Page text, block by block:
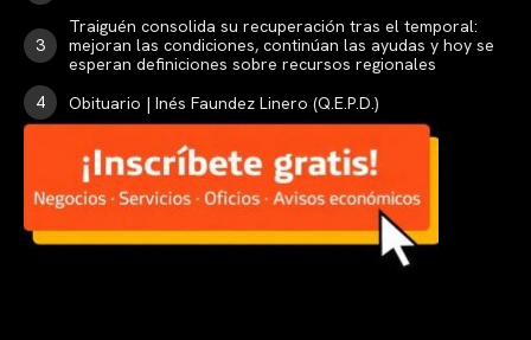
Traiguén consolida su recuperación tras el temporal:
mejoran las condiciones, continúan las ayudas y hoy se
esperan definiciones sobre recursos regionales
Obituario | Inés Faundez Linero (Q.E.P.D.)